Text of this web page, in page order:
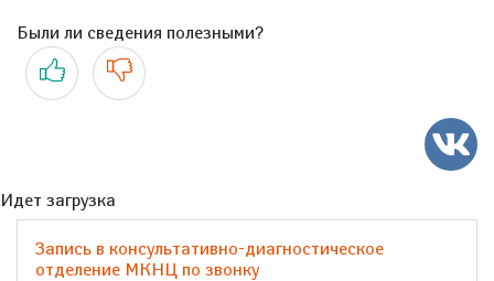
Были ли сведения полезными?
Да Нет
Идет загрузка
Запись в консультативно-диагностическое
отделение МКНЦ по звонку